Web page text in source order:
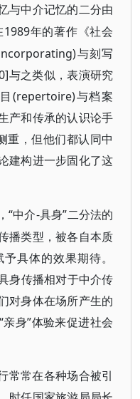
与中介记忆的二分由
年的著作《社会
与刻写
与之类似，表演研究
(repertoire)与档案
产和传承的认识论手
重，但他们都认同中
建构进一步固化了这
“中介-具身”二分法的
播类型，被各自本质
具体的效果期待。
身传播相对于中介传
对身体在场所产生的
身”体验来促进社会
常常在各种场合被引